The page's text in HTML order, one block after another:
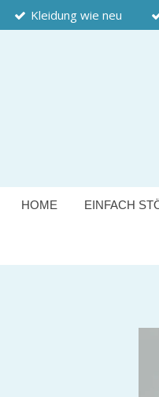
Zum
Hauptinhalt
Kleidung wie neu
HOME EINFACH